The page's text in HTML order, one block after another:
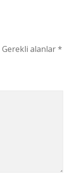
Gerekli alanlar*